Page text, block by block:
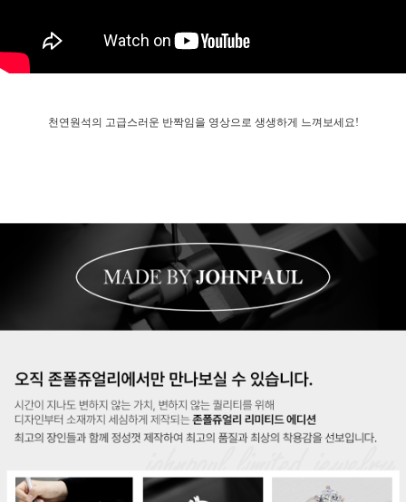
천연원석의 고급스러운 반짝임을 영상으로 생생하게 느껴보세요!